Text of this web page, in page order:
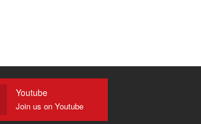
Youtube
Join us on Youtube